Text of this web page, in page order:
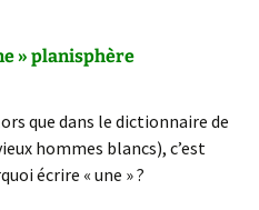
» planisphère
que dans le dictionnaire de
hommes blancs), c’est
écrire « une » ?